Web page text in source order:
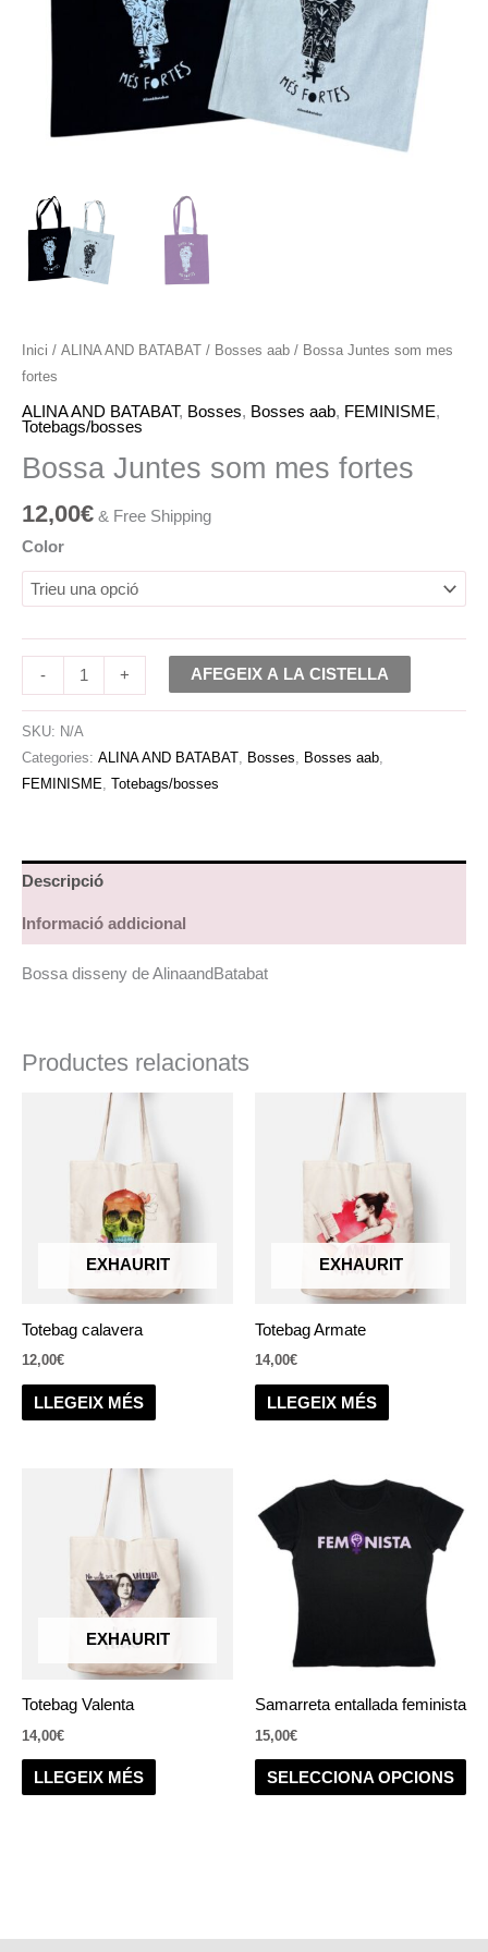
Inici / ALINA AND BATABAT / Bosses aab / Bossa Juntes som mes
fortes
ALINA AND BATABAT, Bosses, Bosses aab, FEMINISME,
Totebags/bosses
Bossa Juntes som mes fortes
12,00€ & Free Shipping
Color
- + AFEGEIX A LA CISTELLA
SKU: N/A
Categories: ALINA AND BATABAT Bosses Bosses aab
FEMINISME Totebags/bosses
Descripció
Informació addicional
Bossa disseny de AlinaandBatabat
Productes relacionats
EXHAURIT
Totebag calavera
12,00€
LLEGEIX MÉS
EXHAURIT
Totebag Armate
14,00€
LLEGEIX MÉS
EXHAURIT
Totebag Valenta
14,00€
LLEGEIX MÉS
Samarreta entallada feminista
15,00€
SELECCIONA OPCIONS
la